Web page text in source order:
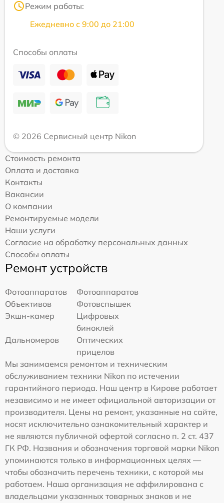
Режим работы:
Ежедневно с 9:00 до 21:00
Способы оплаты
© 2026 Сервисный центр Nikon
Стоимость ремонта
Оплата и доставка
Контакты
Вакансии
О компании
Ремонтируемые модели
Наши услуги
Согласие на обработку персональных данных
Способы оплаты
Ремонт устройств
Фотоаппаратов
Фотоаппаратов
Объективов
Фотовспышек
Экшн-камер
Цифровых
биноклей
Дальномеров
Оптических
прицелов
Мы занимаемся ремонтом и техническим
обслуживанием техники Nikon по истечении
гарантийного периода. Наш центр в Кирове работает
независимо и не имеет официальной авторизации от
производителя. Цены на ремонт, указанные на сайте,
носят исключительно ознакомительный характер и
не являются публичной офертой согласно п. 2 ст. 437
ГК РФ. Названия и обозначения торговой марки Nikon
упоминаются только в информационных целях —
чтобы обозначить перечень техники, с которой мы
работаем. Наша организация не аффилирована с
владельцами указанных товарных знаков и не